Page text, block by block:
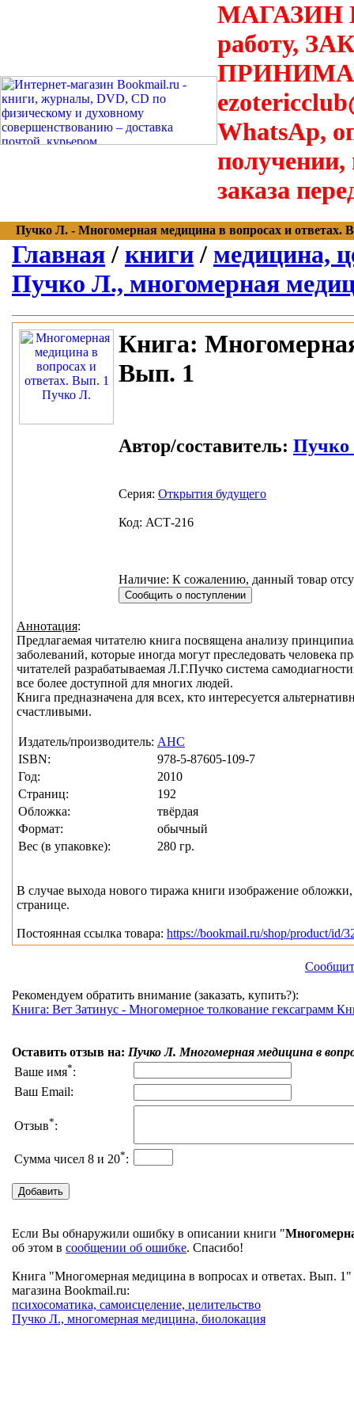
МАГАЗИН
работу,
WhatsAp,
получении,
заказа
Пучко Л. - Многомерная медицина в вопросах и ответах.
Главная / книги / медицина,
Пучко Л., многомерная
Книга:
Вып. 1
Автор/составитель:
Серия: Открытия будущего
Код: АСТ-216
Наличие: К сожалению, данный товар
Аннотация:
Предлагаемая читателю книга посвящена анализу
заболеваний, которые иногда могут преследовать человека
читателей разрабатываемая Л.Г.Пучко система
все более доступной для многих людей.
Книга предназначена для всех, кто интересуется
счастливыми.
Издатель/производитель: АНС
ISBN:
978-5-87605-109-7
Год:
2010
Страниц:
192
Обложка:
твёрдая
Формат:
обычный
Вес (в упаковке):
280 гр.
В случае выхода нового тиража книги изображение
странице.
Постоянная ссылка товара: https://bookmail.ru/shop/product/id/
Рекомендуем обратить внимание (заказать, купить?):
Книга: Вет Затинус - Многомерное толкование гексаграмм
Оставить отзыв на: Пучко Л. Многомерная медицина в
Ваше имя*:
Ваш Email:
Отзыв*:
Сумма чисел 8 и 20*:
Если Вы обнаружили ошибку в описании книги "
об этом в сообщении об ошибке. Спасибо!
Книга "Многомерная медицина в вопросах и ответах. Вып. 1"
магазина Bookmail.ru:
психосоматика, самоисцеление, целительство
Пучко Л., многомерная медицина, биолокация